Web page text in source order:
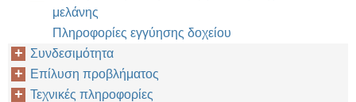
μελάνης
Πληροφορίες εγγύησης δοχείου
Συνδεσιμότητα
Επίλυση προβλήματος
Τεχνικές πληροφορίες